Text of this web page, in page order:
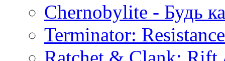
Chernobylite - Будь
Terminator: